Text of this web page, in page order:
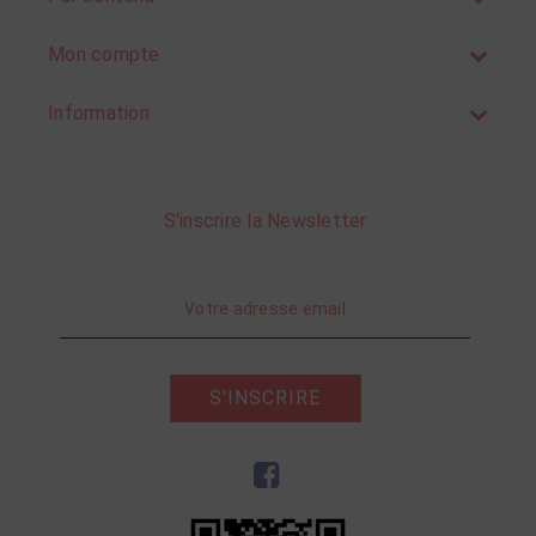
Mon compte
Information
S'inscrire la Newsletter
S'INSCRIRE